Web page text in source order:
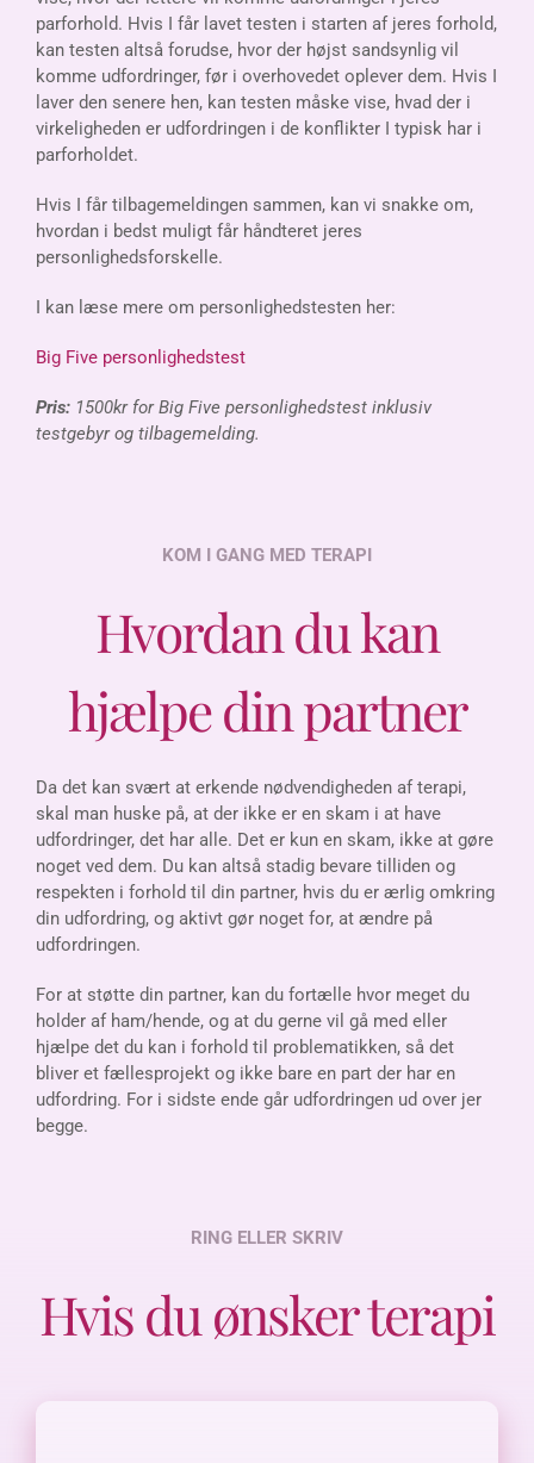
parforhold. Hvis I får lavet testen i starten af jeres forhold,
kan testen altså forudse, hvor der højst sandsynlig vil
komme udfordringer, før i overhovedet oplever dem. Hvis I
laver den senere hen, kan testen måske vise, hvad der i
virkeligheden er udfordringen i de konflikter I typisk har i
parforholdet.
Hvis I får tilbagemeldingen sammen, kan vi snakke om,
hvordan i bedst muligt får håndteret jeres
personlighedsforskelle.
I kan læse mere om personlighedstesten her:
Big Five personlighedstest
Pris:1500kr for Big Five personlighedstest inklusiv
testgebyr og tilbagemelding.
KOM I GANG MED TERAPI
Hvordan du kan
hjælpe din partner
Da det kan svært at erkende nødvendigheden af terapi,
skal man huske på, at der ikke er en skam i at have
udfordringer, det har alle. Det er kun en skam, ikke at gøre
noget ved dem. Du kan altså stadig bevare tilliden og
respekten i forhold til din partner, hvis du er ærlig omkring
din udfordring, og aktivt gør noget for, at ændre på
udfordringen.
For at støtte din partner, kan du fortælle hvor meget du
holder af ham/hende, og at du gerne vil gå med eller
hjælpe det du kan i forhold til problematikken, så det
bliver et fællesprojekt og ikke bare en part der har en
udfordring. For i sidste ende går udfordringen ud over jer
begge.
RING ELLER SKRIV
Hvis du ønsker terapi